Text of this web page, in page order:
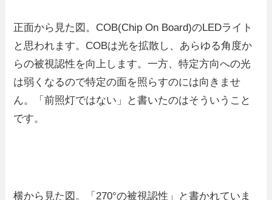
正面から見た図。COB(Chip On Board)のLEDライト
と思われます。COBは光を拡散し、あらゆる角度か
らの被視認性を向上します。一方、特定方向への光
は弱くなるので特定の面を照らすのには向きませ
ん。「前照灯ではない」と書いたのはそういうこと
です。
横から見た図。「270°の被視認性」と書かれていま